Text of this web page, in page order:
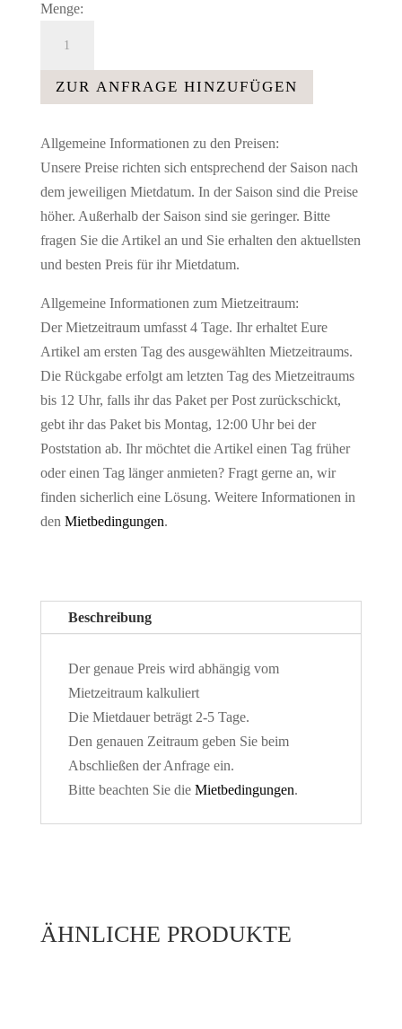
Menge:
Champagne,
Champagner
Menge
ZUR ANFRAGE HINZUFÜGEN
Allgemeine Informationen zu den Preisen:
Unsere Preise richten sich entsprechend der Saison nach
dem jeweiligen Mietdatum. In der Saison sind die Preise
höher. Außerhalb der Saison sind sie geringer. Bitte
fragen Sie die Artikel an und Sie erhalten den aktuellsten
und besten Preis für ihr Mietdatum.
Allgemeine Informationen zum Mietzeitraum:
Der Mietzeitraum umfasst 4 Tage. Ihr erhaltet Eure
Artikel am ersten Tag des ausgewählten Mietzeitraums.
Die Rückgabe erfolgt am letzten Tag des Mietzeitraums
bis 12 Uhr, falls ihr das Paket per Post zurückschickt,
gebt ihr das Paket bis Montag, 12:00 Uhr bei der
Poststation ab. Ihr möchtet die Artikel einen Tag früher
oder einen Tag länger anmieten? Fragt gerne an, wir
finden sicherlich eine Lösung. Weitere Informationen in
den Mietbedingungen.
Beschreibung
Der genaue Preis wird abhängig vom
Mietzeitraum kalkuliert
Die Mietdauer beträgt 2-5 Tage.
Den genauen Zeitraum geben Sie beim
Abschließen der Anfrage ein.
Bitte beachten Sie die Mietbedingungen.
ÄHNLICHE PRODUKTE